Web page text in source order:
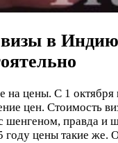
в Индию
на цены. С 1 октября
цен. Стоимость
шенгеном, правда и
цены такие же.